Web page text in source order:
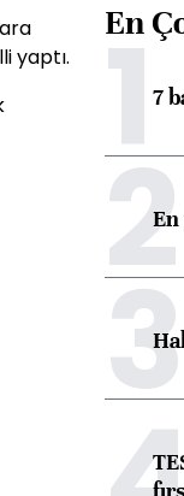
yaptı.
En
17
2
3